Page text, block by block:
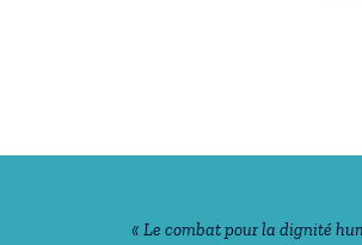
Notre
« Le combat pour la dignité